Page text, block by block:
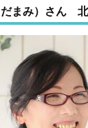
だまみ）さん